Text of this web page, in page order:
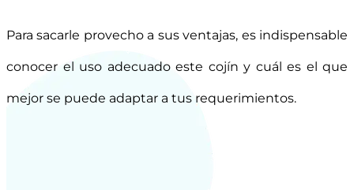
Para sacarle provecho a sus ventajas, es indispensable
conocer el uso adecuado este cojín y cuál es el que
mejor se puede adaptar a tus requerimientos.